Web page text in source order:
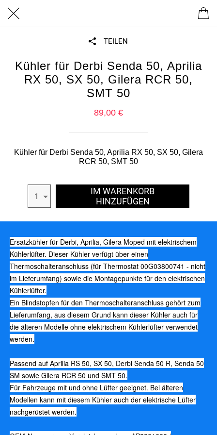
TEILEN
Kühler für Derbi Senda 50, Aprilia
RX 50, SX 50, Gilera RCR 50,
SMT 50
89,00 €
Kühler für Derbi Senda 50, Aprilia RX 50, SX 50, Gilera
RCR 50, SMT 50
1
IM WARENKORB
HINZUFÜGEN
Ersatzkühler für Derbi, Aprilia, Gilera Moped mit elektrischem
Kühlerlüfter. Dieser Kühler verfügt über einen
Thermoschalteranschluss (für Thermostat 00G03800741 - nicht
im Lieferumfang) sowie die Montagepunkte für den elektrischen
Kühlerlüfter.
Ein Blindstopfen für den Thermoschalteranschluss gehört zum
Lieferumfang, aus diesem Grund kann dieser Kühler auch für
die älteren Modelle ohne elektrischem Kühlerlüfter verwendet
werden.
Passend auf Aprilia RS 50, SX 50, Derbi Senda 50 R, Senda 50
SM sowie Gilera RCR 50 und SMT 50.
Für Fahrzeuge mit und ohne Lüfter geeignet. Bei älteren
Modellen kann mit diesem Kühler auch der elektrische Lüfter
nachgerüstet werden.